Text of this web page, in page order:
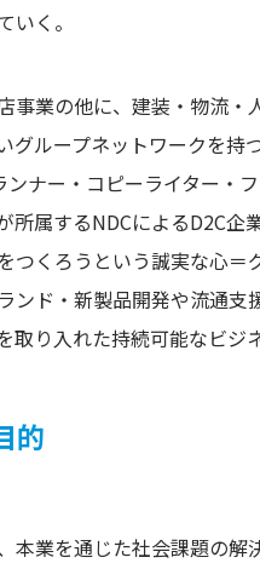
いく。
事業の他に、建装・物流
グループネットワークを持
ナー・コピーライター・
所属するNDCによるD2C企
つくろうという誠実な心＝
ンド・新製品開発や流通支
取り入れた持続可能なビジ
的
本業を通じた社会課題の解